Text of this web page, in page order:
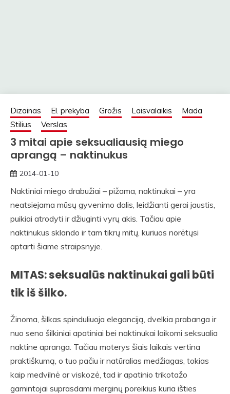
Dizainas El. prekyba Grožis Laisvalaikis
Mada
Stilius
Verslas
3 mitai apie seksualiausią miego
aprangą – naktinukus
2014-01-10
Naktiniai miego drabužiai – pižama, naktinukai – yra
neatsiejama mūsų gyvenimo dalis, leidžianti gerai jaustis,
puikiai atrodyti ir džiuginti vyrų akis. Tačiau apie
naktinukus sklando ir tam tikrų mitų, kuriuos norėtųsi
aptarti šiame straipsnyje.
MITAS: seksualūs naktinukai gali būti
tik iš šilko.
Žinoma, šilkas spinduliuoja eleganciją, dvelkia prabanga ir
nuo seno šilkiniai apatiniai bei naktinukai laikomi seksualia
naktine apranga. Tačiau moterys šiais laikais vertina
praktiškumą, o tuo pačiu ir natūralias medžiagas, tokias
kaip medvilnė ar viskozė, tad ir apatinio trikotažo
gamintojai suprasdami merginų poreikius kuria išties